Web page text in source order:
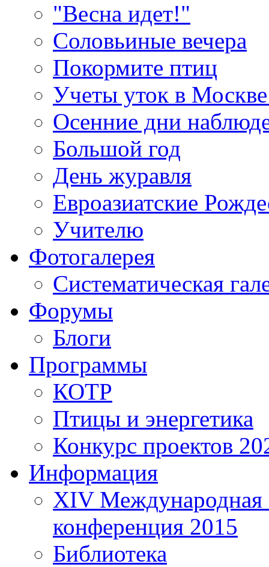
"Весна идет!"
Соловьиные вечера
Покормите птиц
Учеты уток в
Осенние дни
Большой год
День журавля
Евроазиатские
Учителю
Фотогалерея
Систематическая
Форумы
Блоги
Программы
КОТР
Птицы и энергетика
Конкурс проектов
Информация
XIV Международная
конференция 2015
Библиотека